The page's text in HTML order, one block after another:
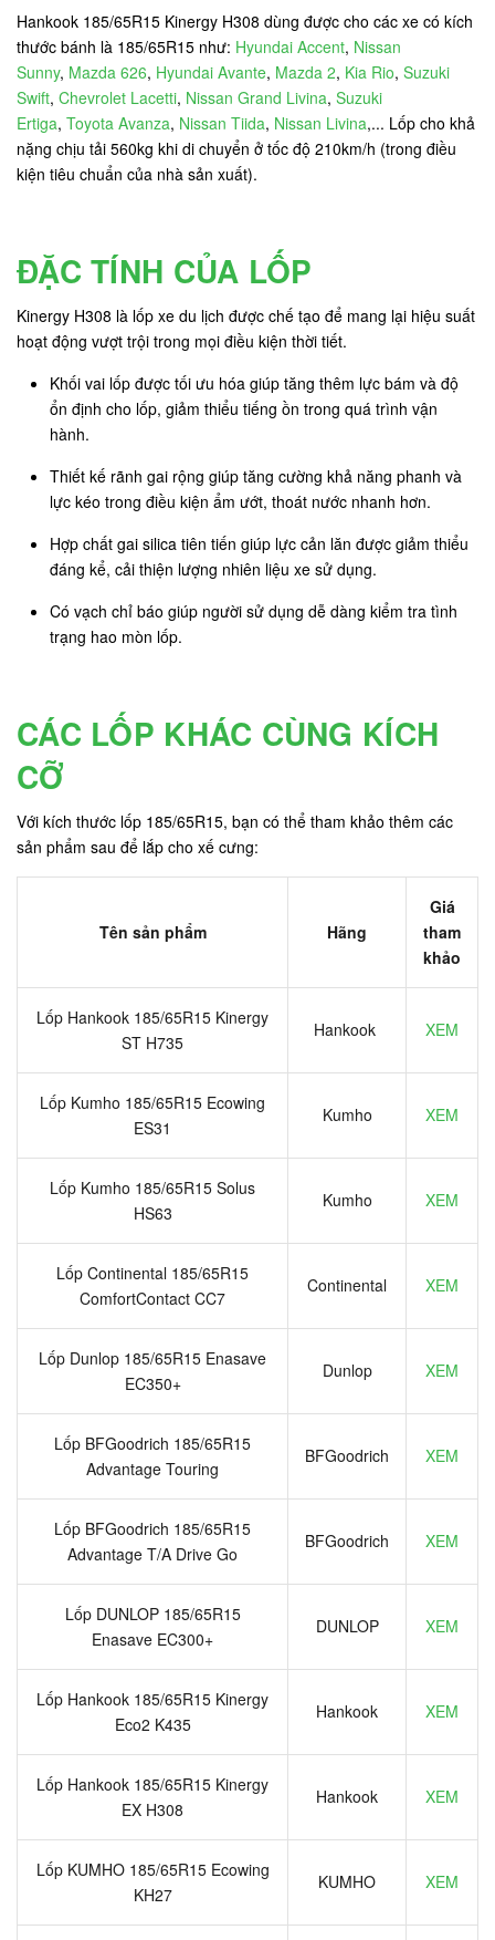
Hankook 185/65R15 Kinergy H308 dùng được cho các xe có kích
thước bánh là 185/65R15 như: Hyundai Accent, Nissan
Sunny, Mazda 626, Hyundai Avante, Mazda 2, Kia Rio, Suzuki
Swift, Chevrolet Lacetti, Nissan Grand Livina, Suzuki
Ertiga, Toyota Avanza, Nissan Tiida, Nissan Livina,... Lốp cho khả
nặng chịu tải 560kg khi di chuyển ở tốc độ 210km/h (trong điều
kiện tiêu chuẩn của nhà sản xuất).
ĐẶC TÍNH CỦA LỐP
Kinergy H308 là lốp xe du lịch được chế tạo để mang lại hiệu suất
hoạt động vượt trội trong mọi điều kiện thời tiết.
Khối vai lốp được tối ưu hóa giúp tăng thêm lực bám và độ
ổn định cho lốp, giảm thiểu tiếng ồn trong quá trình vận
hành.
Thiết kế rãnh gai rộng giúp tăng cường khả năng phanh và
lực kéo trong điều kiện ẩm ướt, thoát nước nhanh hơn.
Hợp chất gai silica tiên tiến giúp lực cản lăn được giảm thiểu
đáng kể, cải thiện lượng nhiên liệu xe sử dụng.
Có vạch chỉ báo giúp người sử dụng dễ dàng kiểm tra tình
trạng hao mòn lốp.
CÁC LỐP KHÁC CÙNG KÍCH
CỠ
Với kích thước lốp 185/65R15, bạn có thể tham khảo thêm các
sản phẩm sau để lắp cho xế cưng:
Tên sản phẩm Hãng
Giá
tham
khảo
Lốp Hankook 185/65R15 Kinergy
ST H735
Hankook XEM
Lốp Kumho 185/65R15 Ecowing
ES31
Kumho XEM
Lốp Kumho 185/65R15 Solus
HS63
Kumho XEM
Lốp Continental 185/65R15
ComfortContact CC7
Continental XEM
Lốp Dunlop 185/65R15 Enasave
EC350+
Dunlop XEM
Lốp BFGoodrich 185/65R15
Advantage Touring
BFGoodrich XEM
Lốp BFGoodrich 185/65R15
Advantage T/A Drive Go
BFGoodrich XEM
Lốp DUNLOP 185/65R15
Enasave EC300+
DUNLOP XEM
Lốp Hankook 185/65R15 Kinergy
Eco2 K435
Hankook XEM
Lốp Hankook 185/65R15 Kinergy
EX H308
Hankook XEM
Lốp KUMHO 185/65R15 Ecowing
KH27
KUMHO XEM